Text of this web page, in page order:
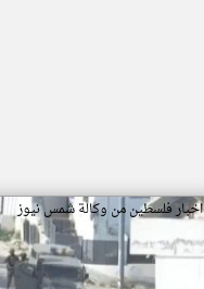
اخبار فلسطين من وكالة شمس نيوز